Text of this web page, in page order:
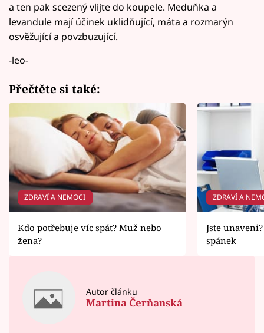
a ten pak scezený vlijte do koupele. Meduňka a
levandule mají účinek uklidňující, máta a rozmarýn
osvěžující a povzbuzující.
-leo-
Přečtěte si také:
ZDRAVÍ A NEMOCI
Kdo potřebuje víc spát? Muž nebo
žena?
ZDRAVÍ A
Jste
spánek
Autor článku
Martina Čerňanská